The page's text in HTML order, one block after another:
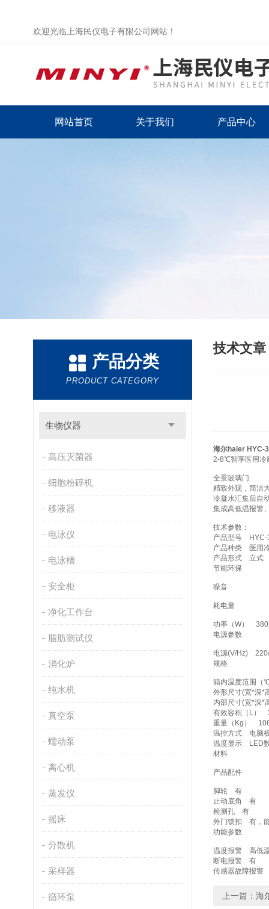
欢迎光临上海民仪电子有限公司网站！
网站首页 关于我们 产品中心
产品分类
PRODUCT CATEGORY
生物仪器
高压灭菌器
细胞粉碎机
移液器
电泳仪
电泳槽
安全柜
净化工作台
脂肪测试仪
消化炉
纯水机
真空泵
蠕动泵
离心机
蒸发仪
摇床
分散机
采样器
循环泵
技术文章
海尔haier HYC-
2-8℃智享医用
全景玻璃门
精致外观，简洁
冷凝水汇集后自
集成高低温报警
技术参数：
产品型号
产品种类 医用
产品形式 立式
节能环保
噪音
耗电量
功率（W
电源参数
电源(V/Hz)
规格
箱内温度范
外形尺寸(宽*
内部尺寸(宽*
有效容积
重量（Kg
温控方式
温度显示
材料
产品配件
脚轮 有
止动底角
检测孔
外门锁扣
功能参数
温度报警
断电报警
传感器故障
上一篇： 海